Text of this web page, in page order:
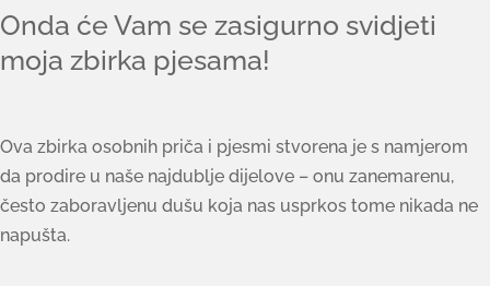
Onda će Vam se zasigurno svidjeti
moja zbirka pjesama!
Ova zbirka osobnih priča i pjesmi stvorena je s namjerom
da prodire u naše najdublje dijelove – onu zanemarenu,
često zaboravljenu dušu koja nas usprkos tome nikada ne
napušta.